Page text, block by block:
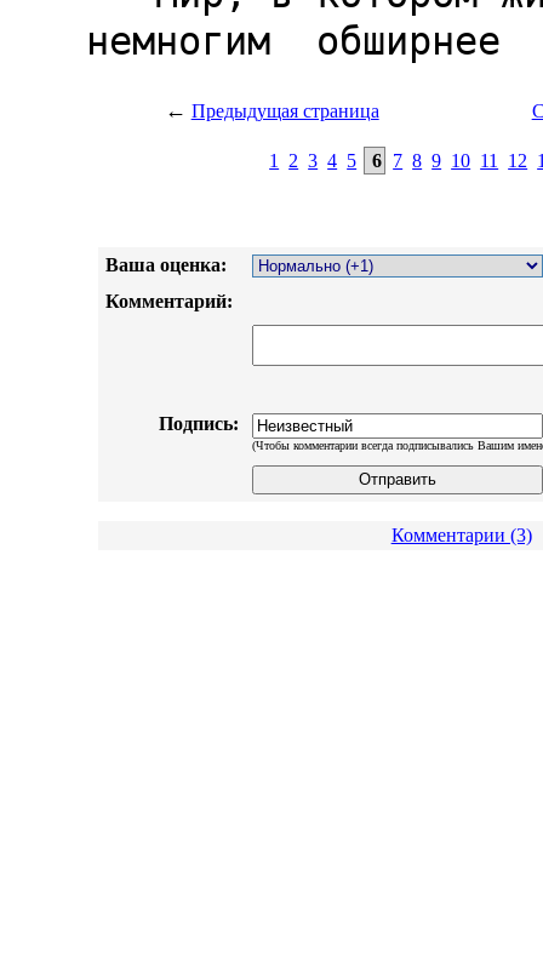
← Предыдущая страница
1 2 3 4 5 6 7 8 9 10 11 12
Ваша оценка:
Комментарий:
Подпись:
(Чтобы комментарии всегда подписывались Вашим
Комментарии (3)